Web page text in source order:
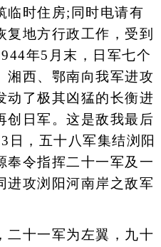
临时住房;同时电请有
复地方行政工作，受到
年5月末，日军七个
湘西、鄂南向我军进攻
动了极其凶猛的长衡进
创日军。这是敌我最后
日，五十八军集结浏阳
奉令指挥二十一军及一
进攻浏阳河南岸之敌军
十一军为左翼，九十